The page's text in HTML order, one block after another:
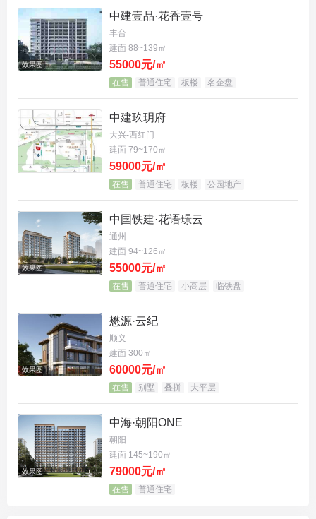
等形式的赠送半赠送实现了室内使用率的跨越，这在
如今的市场基本已经属于「心照不宣」的操作。
但是近期，网上开始传中国铁工投资建设集团在顺义
的新房青云国樾为了得房率封防火挑檐，并列举了项
目违规几大罪状。
青云国樾是中国铁工投资建设集团在北京首个开发的
项目，2026年2月3日底价成交，住宅楼面价约3万元/
㎡，规划14栋9-13层洋房和小高层，共778户。
面积段79-139㎡，刚需到改善全覆盖。
效果图
中建壹品·花香壹号
丰台
建面 88~139㎡
55000元/㎡
在售 普通住宅 板楼 名企盘
中建玖玥府
大兴-西红门
建面 79~170㎡
59000元/㎡
在售 普通住宅 板楼 公园地产
效果图
中国铁建·花语璟云
通州
建面 94~126㎡
55000元/㎡
在售 普通住宅 小高层 临铁盘
效果图
懋源·云纪
顺义
建面 300㎡
60000元/㎡
在售 别墅 叠拼 大平层
效果图
中海·朝阳ONE
朝阳
建面 145~190㎡
79000元/㎡
在售 普通住宅